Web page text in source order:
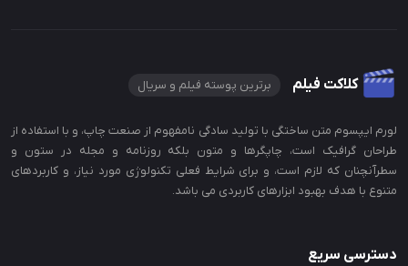
کلاکت فیلم برترین پوسته فیلم و سریال
لورم ایپسوم متن ساختگی با تولید سادگی نامفهوم از صنعت چاپ، و با استفاده از
طراحان گرافیک است، چاپگرها و متون بلکه روزنامه و مجله در ستون و
سطرآنچنان که لازم است، و برای شرایط فعلی تکنولوژی مورد نیاز، و کاربردهای
متنوع با هدف بهبود ابزارهای کاربردی می باشد.
دسترسی سریع